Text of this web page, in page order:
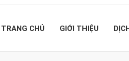
TRANG CHỦ GIỚI THIỆU